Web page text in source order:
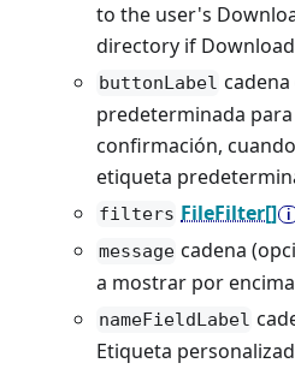
to the user's
directory if
buttonLabel
predeterminada
confirmación,
etiqueta
filters FileFilter[]
message cadena
a mostrar por
nameFieldLabel
Etiqueta